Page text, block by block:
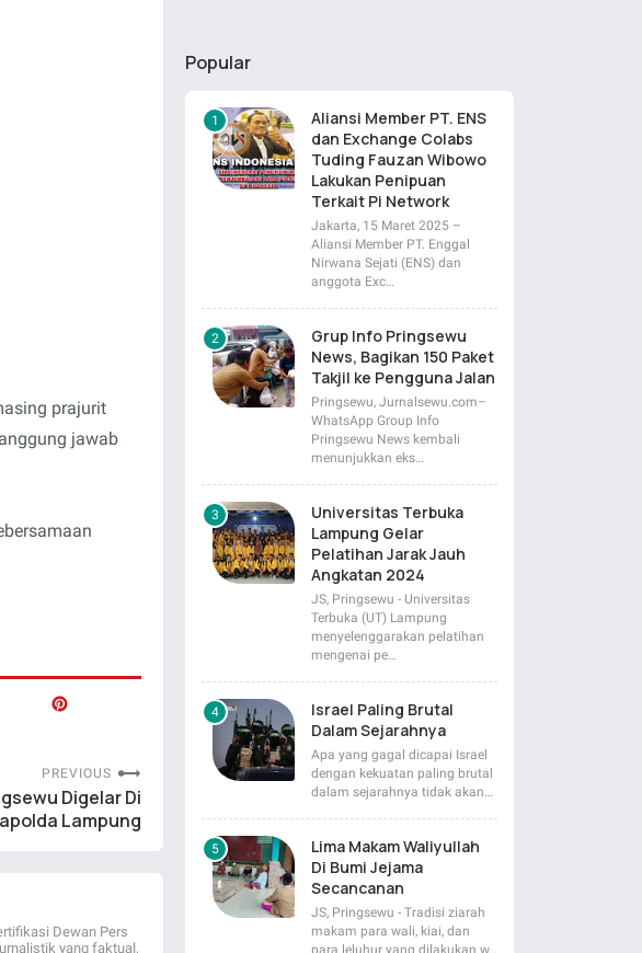
prajurit
jawab
PREVIOUS
Digelar Di
Lampung
Dewan Pers
yang faktual,
Popular
Aliansi Member PT. ENS
dan Exchange Colabs
Tuding Fauzan Wibowo
Lakukan Penipuan
Terkait Pi Network
Jakarta, 15 Maret 2025 –
Aliansi Member PT. Enggal
Nirwana Sejati (ENS) dan
anggota Exc…
Grup Info Pringsewu
News, Bagikan 150 Paket
Takjil ke Pengguna Jalan
Pringsewu, Jurnalsewu.com–
WhatsApp Group Info
Pringsewu News kembali
menunjukkan eks…
Universitas Terbuka
Lampung Gelar
Pelatihan Jarak Jauh
Angkatan 2024
JS, Pringsewu - Universitas
Terbuka (UT) Lampung
menyelenggarakan pelatihan
mengenai pe…
Israel Paling Brutal
Dalam Sejarahnya
Apa yang gagal dicapai Israel
dengan kekuatan paling brutal
dalam sejarahnya tidak akan…
Lima Makam Waliyullah
Di Bumi Jejama
Secancanan
JS, Pringsewu - Tradisi ziarah
makam para wali, kiai, dan
para leluhur yang dilakukan w…